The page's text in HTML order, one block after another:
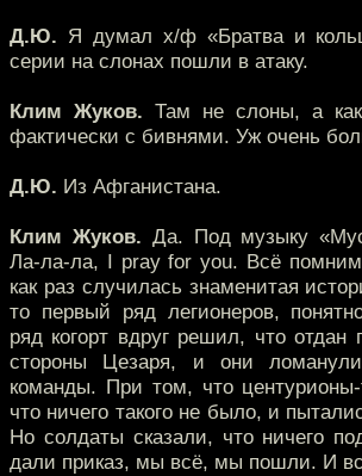
Д.Ю. Я думал х/ф «Братва и
серии на слонах пошли в атаку.
Клим Жуков. Там не слоны, а
фактически с бивнями. Уж очень
Д.Ю. Из Афганистана.
Клим Жуков. Да. Под музыку
Ла-ла-ла, I pray for you. Всё
как раз случилась знаменитая
то первый ряд легионеров,
ряд когорт вдруг решил, что отдан
стороны Цезаря, и они
команды. При том, что
что ничего такого не было, и
Но солдаты сказали, что ничего
дали приказ, мы всё, мы пошли. И